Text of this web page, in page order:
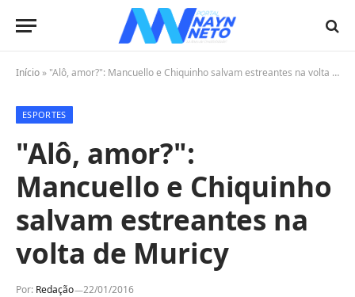
Início » "Alô, amor?": Mancuello e Chiquinho salvam estreantes na volta de Muricy
ESPORTES
"Alô, amor?":
Mancuello e Chiquinho
salvam estreantes na
volta de Muricy
Por: Redação 22/01/2016